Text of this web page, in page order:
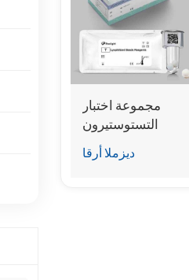
مجموعة اختبار
التستوستيرون
(المقايسة المناعية
للتألق الكيميائي)
ديزملا أرقا